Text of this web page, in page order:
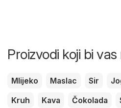
Proizvodi koji bi
Mlijeko Maslac Sir
Kruh
Kava Čokolada